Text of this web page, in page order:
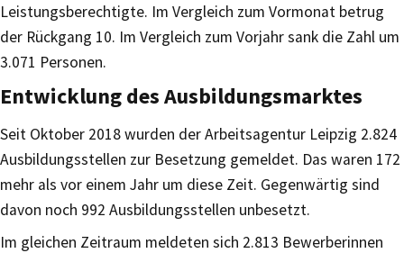
Leistungsberechtigte. Im Vergleich zum Vormonat betrug
der Rückgang 10. Im Vergleich zum Vorjahr sank die Zahl um
3.071 Personen.
Entwicklung des Ausbildungsmarktes
Seit Oktober 2018 wurden der Arbeitsagentur Leipzig 2.824
Ausbildungsstellen zur Besetzung gemeldet. Das waren 172
mehr als vor einem Jahr um diese Zeit. Gegenwärtig sind
davon noch 992 Ausbildungsstellen unbesetzt.
Im gleichen Zeitraum meldeten sich 2.813 Bewerberinnen